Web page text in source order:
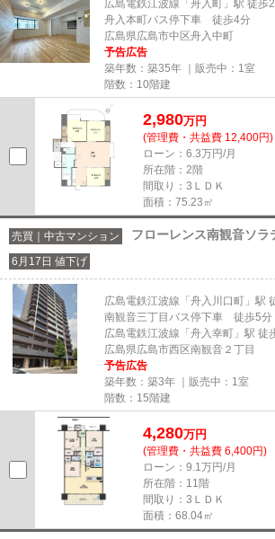
広島電鉄江波線「舟入町」駅 徒歩
舟入本町バス停下車 徒歩4分
広島県広島市中区舟入中町
予告広告
築年数：築35年 ｜販売中： 1室
階数：10階建
2,980万円
(管理費・共益費 12,400円)
ローン：6.3万円/月
所在階：2階
間取り：3ＬＤＫ
面積：75.23㎡
売買｜中古マンション フローレンス南観音ソラ
6月17日 値下げ
広島電鉄江波線「舟入川口町」駅
南観音三丁目バス停下車 徒歩5分
広島電鉄江波線「舟入幸町」駅 徒
広島県広島市西区南観音２丁目
予告広告
築年数：築3年 ｜販売中： 1室
階数：15階建
4,280万円
(管理費・共益費 6,400円)
ローン：9.1万円/月
所在階：11階
間取り：3ＬＤＫ
面積：68.04㎡